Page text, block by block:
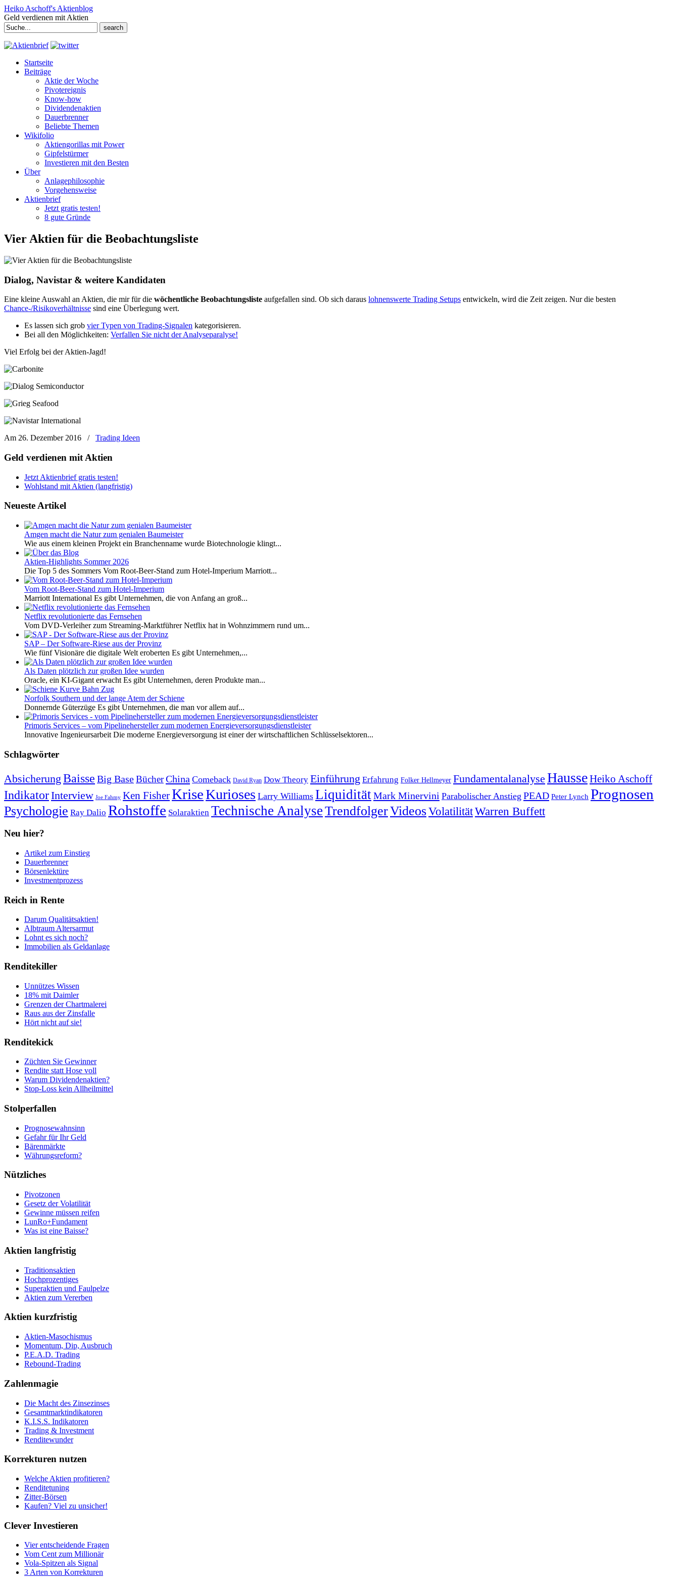
Heiko Aschoff's Aktienblog
Geld verdienen mit Aktien
Search
for:
Startseite
Beiträge
Aktie der Woche
Pivotereignis
Know-how
Dividendenaktien
Dauerbrenner
Beliebte Themen
Wikifolio
Aktiengorillas mit Power
Gipfelstürmer
Investieren mit den Besten
Über
Anlagephilosophie
Vorgehensweise
Aktienbrief
Jetzt gratis testen!
8 gute Gründe
Vier Aktien für die Beobachtungsliste
Dialog, Navistar & weitere Kandidaten
Eine kleine Auswahl an Aktien, die mir für die wöchentliche Beobachtungsliste aufgefallen sind. Ob sich daraus lohnenswerte Trading Setups entwickeln, wird die Zeit zeigen. Nur die besten
Chance-/Risikoverhältnisse sind eine Überlegung wert.
Es lassen sich grob vier Typen von Trading-Signalen kategorisieren.
Bei all den Möglichkeiten: Verfallen Sie nicht der Analyseparalyse!
Viel Erfolg bei der Aktien-Jagd!
Am 26. Dezember 2016 / Trading Ideen
Geld verdienen mit Aktien
Jetzt Aktienbrief gratis testen!
Wohlstand mit Aktien (langfristig)
Neueste Artikel
Amgen macht die Natur zum genialen Baumeister
Wie aus einem kleinen Projekt ein Branchenname wurde Biotechnologie klingt...
Aktien-Highlights Sommer 2026
Die Top 5 des Sommers Vom Root-Beer-Stand zum Hotel-Imperium Marriott...
Vom Root-Beer-Stand zum Hotel-Imperium
Marriott International Es gibt Unternehmen, die von Anfang an groß...
Netflix revolutionierte das Fernsehen
Vom DVD-Verleiher zum Streaming-Marktführer Netflix hat in Wohnzimmern rund um...
SAP – Der Software-Riese aus der Provinz
Wie fünf Visionäre die digitale Welt eroberten Es gibt Unternehmen,...
Als Daten plötzlich zur großen Idee wurden
Oracle, ein KI-Gigant erwacht Es gibt Unternehmen, deren Produkte man...
Norfolk Southern und der lange Atem der Schiene
Donnernde Güterzüge Es gibt Unternehmen, die man vor allem auf...
Primoris Services – vom Pipelinehersteller zum modernen Energieversorgungsdienstleister
Innovative Ingenieursarbeit Die moderne Energieversorgung ist einer der wirtschaftlichen Schlüsselsektoren...
Schlagwörter
Absicherung Baisse Big BaseBücherChina Comeback David Ryan Dow Theory Einführung Erfahrung Folker Hellmeyer Fundamentalanalyse HausseHeiko Aschoff
IndikatorInterview Joe Fahmy Ken FisherKriseKurioses Larry Williams LiquiditätMark Minervini Parabolischer Anstieg PEAD Peter Lynch Prognosen
Psychologie Ray Dalio Rohstoffe Solaraktien Technische AnalyseTrendfolgerVideosVolatilitätWarren Buffett
Neu hier?
Artikel zum Einstieg
Dauerbrenner
Börsenlektüre
Investmentprozess
Reich in Rente
Darum Qualitätsaktien!
Albtraum Altersarmut
Lohnt es sich noch?
Immobilien als Geldanlage
Renditekiller
Unnützes Wissen
18% mit Daimler
Grenzen der Chartmalerei
Raus aus der Zinsfalle
Hört nicht auf sie!
Renditekick
Züchten Sie Gewinner
Rendite statt Hose voll
Warum Dividendenaktien?
Stop-Loss kein Allheilmittel
Stolperfallen
Prognosewahnsinn
Gefahr für Ihr Geld
Bärenmärkte
Währungsreform?
Nützliches
Pivotzonen
Gesetz der Volatilität
Gewinne müssen reifen
LunRo+Fundament
Was ist eine Baisse?
Aktien langfristig
Traditionsaktien
Hochprozentiges
Superaktien und Faulpelze
Aktien zum Vererben
Aktien kurzfristig
Aktien-Masochismus
Momentum, Dip, Ausbruch
P.E.A.D. Trading
Rebound-Trading
Zahlenmagie
Die Macht des Zinsezinses
Gesamtmarktindikatoren
K.I.S.S. Indikatoren
Trading & Investment
Renditewunder
Korrekturen nutzen
Welche Aktien profitieren?
Renditetuning
Zitter-Börsen
Kaufen? Viel zu unsicher!
Clever Investieren
Vier entscheidende Fragen
Vom Cent zum Millionär
Vola-Spitzen als Signal
3 Arten von Korrekturen